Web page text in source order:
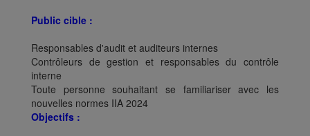
Public cible :
Responsables d'audit et auditeurs internes
Contrôleurs de gestion et responsables du contrôle
interne
Toute personne souhaitant se familiariser avec les
nouvelles normes IIA 2024
Objectifs :